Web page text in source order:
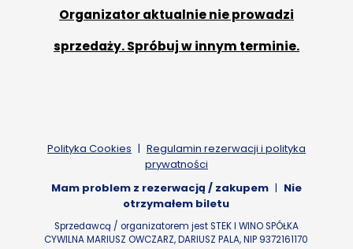
Organizator aktualnie nie prowadzi
sprzedaży. Spróbuj w innym terminie.
Polityka Cookies | Regulamin rezerwacji i polityka
prywatności
Mam problem z rezerwacją / zakupem | Nie
otrzymałem biletu
Sprzedawcą / organizatorem jest STEK I WINO SPÓŁKA
CYWILNA MARIUSZ OWCZARZ, DARIUSZ PALA, NIP 9372161170